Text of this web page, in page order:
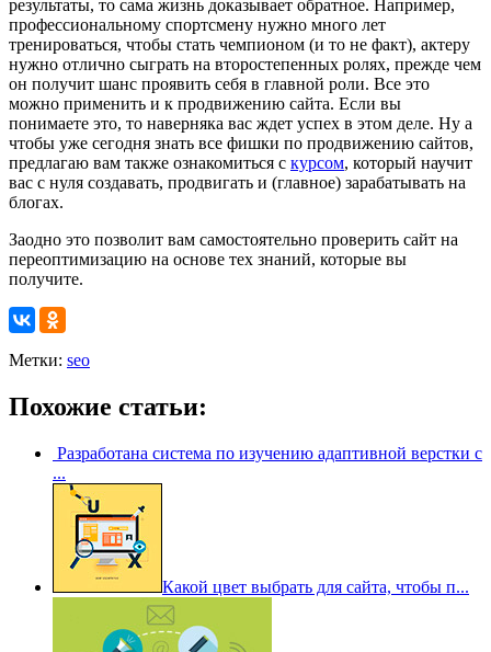
результаты, то сама жизнь доказывает обратное. Например,
профессиональному спортсмену нужно много лет
тренироваться, чтобы стать чемпионом (и то не факт), актеру
нужно отлично сыграть на второстепенных ролях, прежде чем
он получит шанс проявить себя в главной роли. Все это
можно применить и к продвижению сайта. Если вы
понимаете это, то наверняка вас ждет успех в этом деле. Ну а
чтобы уже сегодня знать все фишки по продвижению сайтов,
предлагаю вам также ознакомиться с курсом, который научит
вас с нуля создавать, продвигать и (главное) зарабатывать на
блогах.
Заодно это позволит вам самостоятельно проверить сайт на
переоптимизацию на основе тех знаний, которые вы
получите.
Метки: seo
Похожие статьи:
Разработана система по изучению адаптивной верстки с
...
Какой цвет выбрать для сайта, чтобы п...